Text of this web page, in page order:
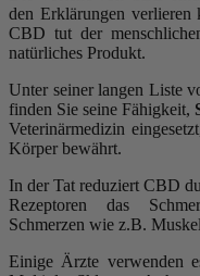
den Erklärungen verlieren
CBD tut der
natürliches Produkt.
Unter seiner langen Liste
finden Sie seine Fähigkeit,
Veterinärmedizin
Körper bewährt.
In der Tat reduziert CBD
Rezeptoren das
Schmerzen wie z.B.
Einige Ärzte verwenden